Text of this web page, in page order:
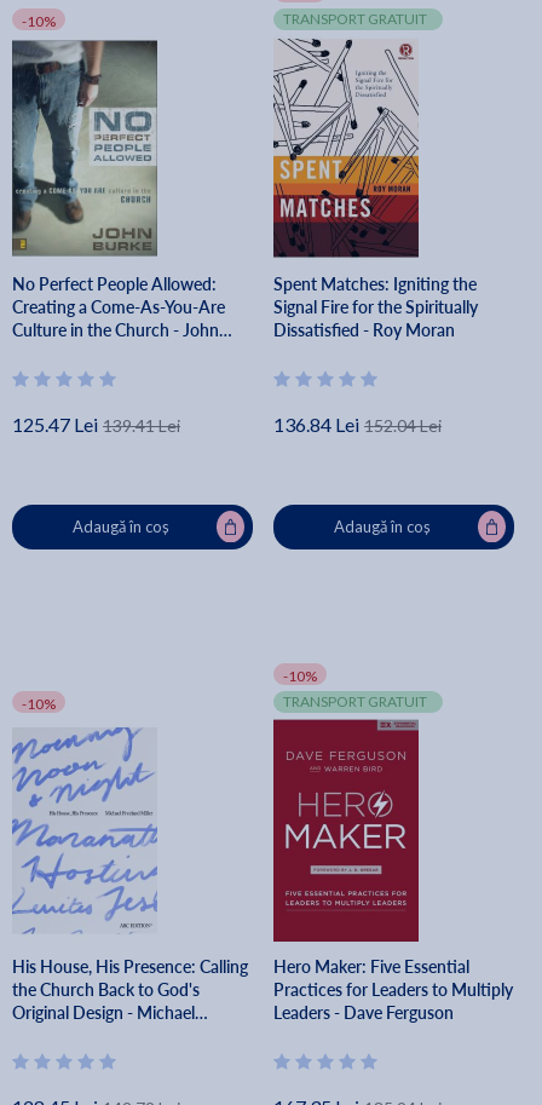
-10%
No Perfect People Allowed:
Creating a Come-As-You-Are
Culture in the Church - John
125.47 Lei 139.41 Lei
Adaugă în coș
TRANSPORT GRATUIT
Spent Matches: Igniting the
Signal Fire for the Spiritually
Dissatisfied - Roy Moran
136.84 Lei 152.04 Lei
Adaugă în coș
-10%
His House, His Presence: Calling
the Church Back to God's
Original Design - Michael
-10%
TRANSPORT GRATUIT
Hero Maker: Five Essential
Practices for Leaders to Multiply
Leaders - Dave Ferguson